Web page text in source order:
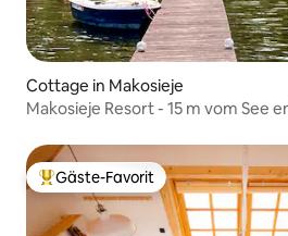
Cottage in Makosieje
Makosieje Resort - 15 m vom See
Beliebter Gäste-Favorit.
Gäste-Favorit